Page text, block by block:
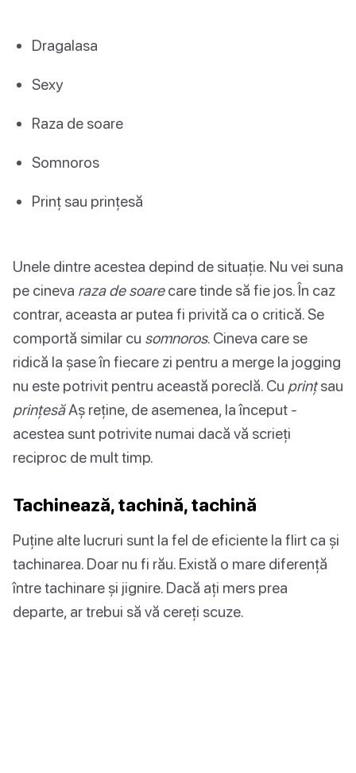
Dragalasa
Sexy
Raza de soare
Somnoros
Prinț sau prințesă
Unele dintre acestea depind de situație. Nu vei suna
pe cineva raza de soarecare tinde să fie jos. În caz
contrar, aceasta ar putea fi privită ca o critică. Se
comportă similar cu somnoros. Cineva care se
ridică la șase în fiecare zi pentru a merge la jogging
nu este potrivit pentru această poreclă. Cu prinţsau
prinţesăAș reține, de asemenea, la început -
acestea sunt potrivite numai dacă vă scrieți
reciproc de mult timp.
Tachinează, tachină, tachină
Puține alte lucruri sunt la fel de eficiente la flirt ca și
tachinarea. Doar nu fi rău. Există o mare diferență
între tachinare și jignire. Dacă ați mers prea
departe, ar trebui să vă cereți scuze.